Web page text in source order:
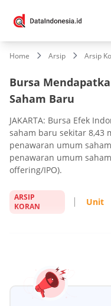
Home Arsip Arsip
Bursa
Saham Baru
JAKARTA: Bursa Efek
saham baru sekitar 8,43
penawaran umum
penawaran umum
offering/IPO).
ARSIP
KORAN
Unit